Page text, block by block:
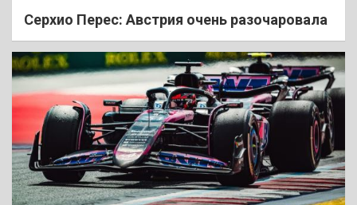
Cерхио Перес: Австрия очень разочаровала